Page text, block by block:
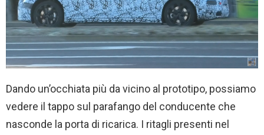
Dando un’occhiata più da vicino al prototipo, possiamo
vedere il tappo sul parafango del conducente che
nasconde la porta di ricarica. I ritagli presenti nel